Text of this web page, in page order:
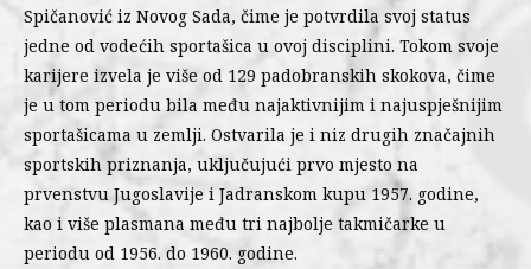
Spičanović iz Novog Sada, čime je potvrdila svoj status
jedne od vodećih sportašica u ovoj disciplini. Tokom svoje
karijere izvela je više od 129 padobranskih skokova, čime
je u tom periodu bila među najaktivnijim i najuspješnijim
sportašicama u zemlji. Ostvarila je i niz drugih značajnih
sportskih priznanja, uključujući prvo mjesto na
prvenstvu Jugoslavije i Jadranskom kupu 1957. godine,
kao i više plasmana među tri najbolje takmičarke u
periodu od 1956. do 1960. godine.